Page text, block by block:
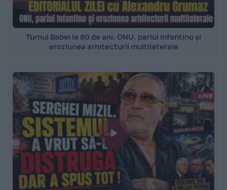
Turnul Babel la 80 de ani: ONU, pariul Infantino și
eroziunea arhitecturii multilaterale